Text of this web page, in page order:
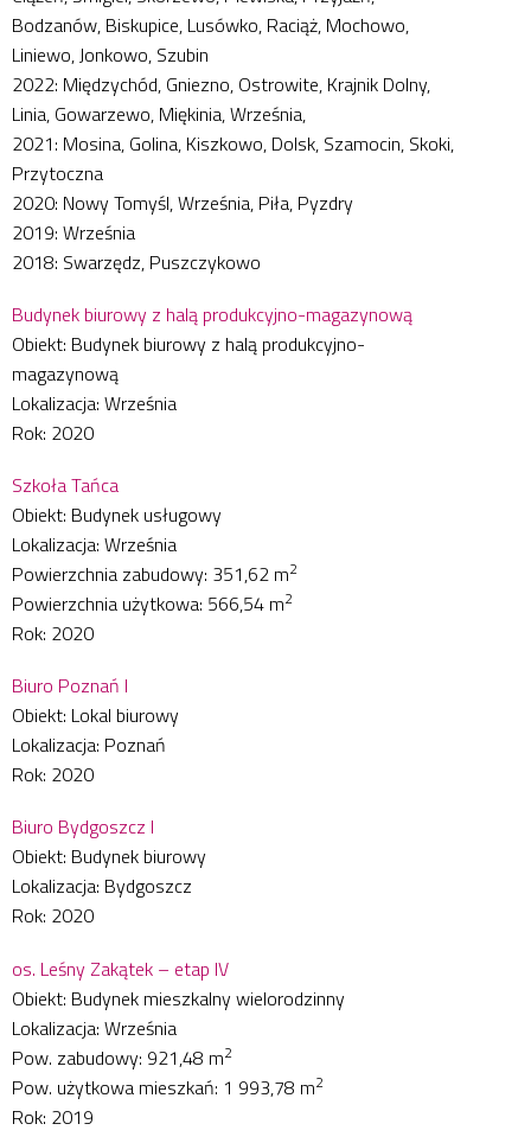
Bodzanów, Biskupice, Lusówko, Raciąż, Mochowo,
Liniewo, Jonkowo, Szubin
2022: Międzychód, Gniezno, Ostrowite, Krajnik Dolny,
Linia, Gowarzewo, Miękinia, Września,
2021: Mosina, Golina, Kiszkowo, Dolsk, Szamocin, Skoki,
Przytoczna
2020: Nowy Tomyśl, Września, Piła, Pyzdry
2019: Września
2018: Swarzędz, Puszczykowo
Budynek biurowy z halą produkcyjno-magazynową
Obiekt: Budynek biurowy z halą produkcyjno-
magazynową
Lokalizacja: Września
Rok: 2020
Szkoła Tańca
Obiekt: Budynek usługowy
Lokalizacja: Września
Powierzchnia zabudowy: 351,62 m2
Powierzchnia użytkowa: 566,54 m2
Rok: 2020
Biuro Poznań I
Obiekt: Lokal biurowy
Lokalizacja: Poznań
Rok: 2020
Biuro Bydgoszcz I
Obiekt: Budynek biurowy
Lokalizacja: Bydgoszcz
Rok: 2020
os. Leśny Zakątek – etap IV
Obiekt: Budynek mieszkalny wielorodzinny
Lokalizacja: Września
Pow. zabudowy: 921,48 m2
Pow. użytkowa mieszkań: 1 993,78 m2
Rok: 2019